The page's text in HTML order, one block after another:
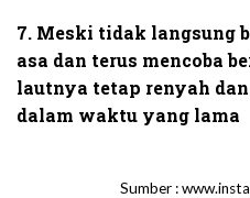
7. Meski tidak langsung
asa dan terus mencoba
lautnya tetap renyah
dalam waktu yang lama
Sumber :